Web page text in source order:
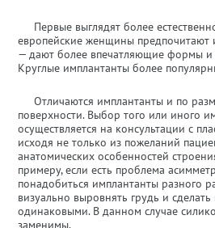
Первые выглядят более
европейские женщины предпочитают
— дают более впечатляющие формы
Круглые имплантанты более
Отличаются имплантанты и по
поверхности. Выбор того или иного
осуществляется на консультации с
исходя не только из пожеланий
анатомических особенностей
примеру, если есть проблема
понадобиться имплантанты разного
визуально выровнять грудь и
одинаковыми. В данном случае
заменимы.